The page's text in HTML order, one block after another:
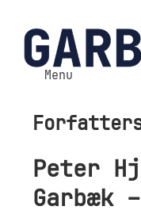
til
indhold
Menu
Peter
Garbæk